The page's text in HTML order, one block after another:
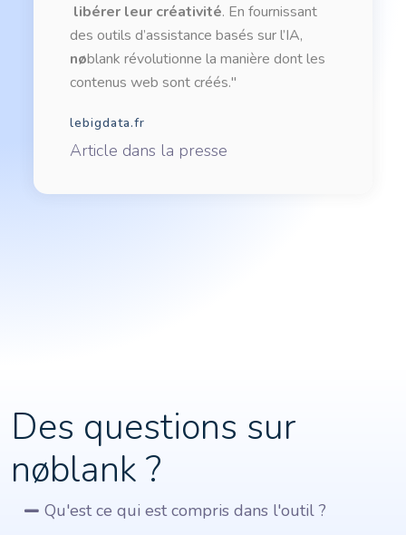
libérer leur créativité. En fournissant
des outils d’assistance basés sur l’IA,
nøblank révolutionne la manière dont les
contenus web sont créés."
lebigdata.fr
Article dans la presse
Des questions sur
nøblank ?
Qu'est ce qui est compris dans l'outil ?